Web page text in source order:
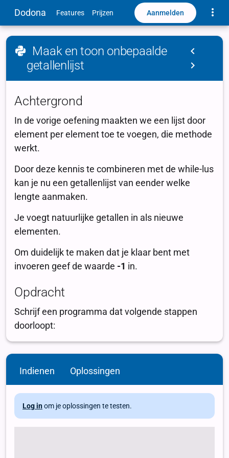
Dodona Features Prijzen Aanmelden
Maak en toon onbepaalde
getallenlijst
Indienen Oplossingen
Log in om je oplossingen te testen.